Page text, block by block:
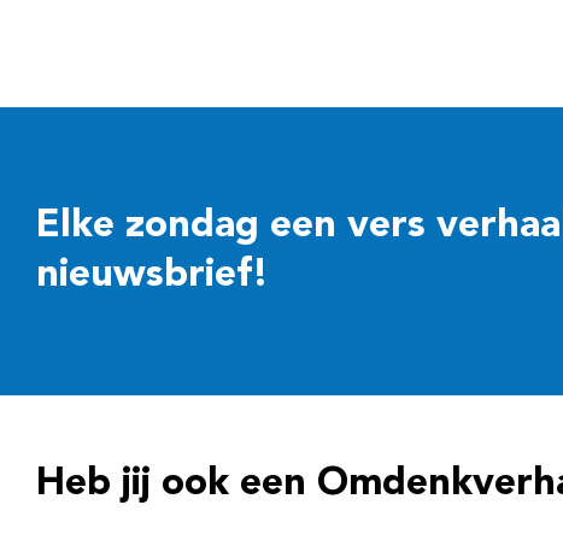
Elke zondag een vers
nieuwsbrief!
Heb jij ook een